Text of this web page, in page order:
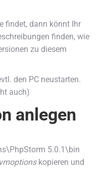
findet, dann könnt Ihr
finden, wie
zu diesem
den PC neustarten.
auch)
anlegen
5.0.1\bin
kopieren und